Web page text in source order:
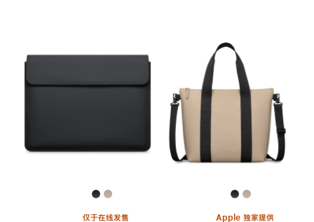
仅于在线发售 Apple 独家提供